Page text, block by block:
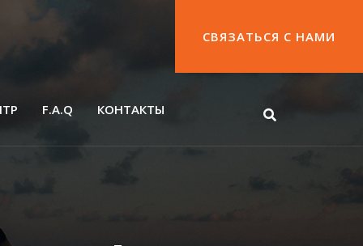
СВЯЗАТЬСЯ С НАМИ
F.A.Q КОНТАКТЫ